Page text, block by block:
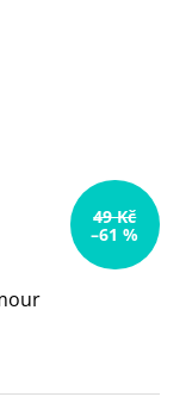
49 Kč
–61 %